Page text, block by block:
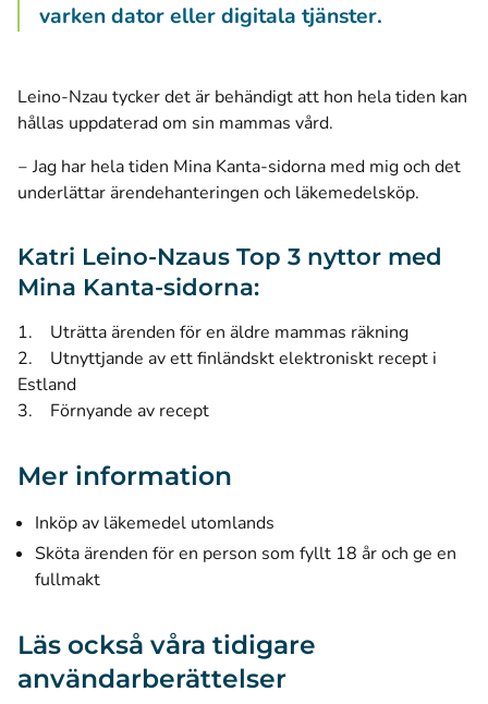
varken dator eller digitala tjänster.
Leino-Nzau tycker det är behändigt att hon hela tiden kan
hållas uppdaterad om sin mammas vård.
‒ Jag har hela tiden Mina Kanta-sidorna med mig och det
underlättar ärendehanteringen och läkemedelsköp.
Katri Leino-Nzaus Top 3 nyttor med
Mina Kanta-sidorna:
1. Uträtta ärenden för en äldre mammas räkning
2. Utnyttjande av ett finländskt elektroniskt recept i
Estland
3. Förnyande av recept
Mer information
Inköp av läkemedel utomlands
Sköta ärenden för en person som fyllt 18 år och ge en
fullmakt
Läs också våra tidigare
användarberättelser